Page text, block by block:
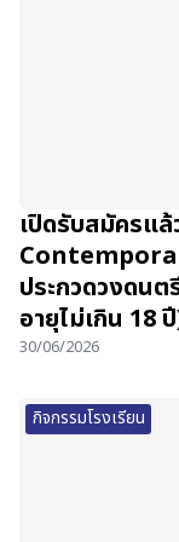
เปิดรับสมัครแ
ประกวดวงดนต
อายุไม่เกิน 18
30/06/2026
กิจกรรมโรงเรียน